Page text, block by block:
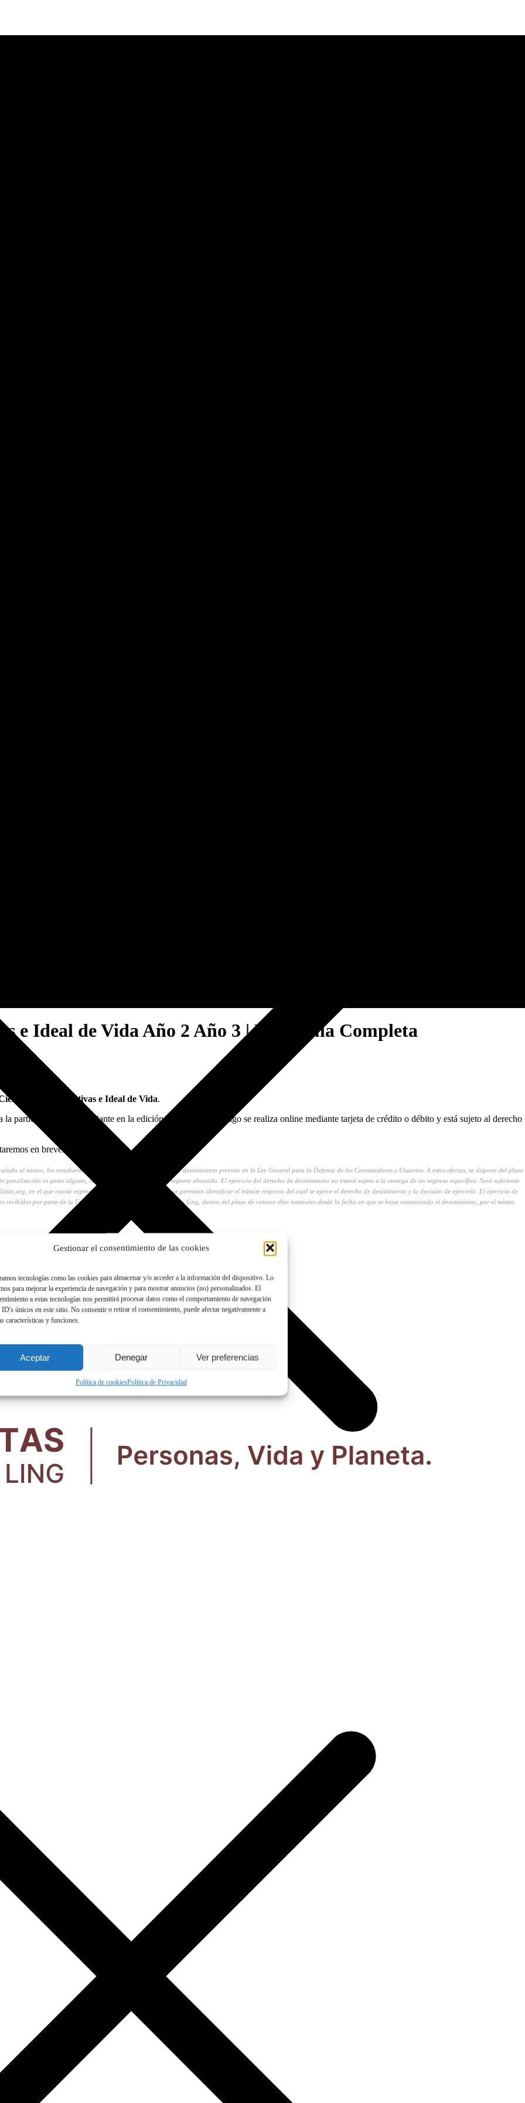
Gestionar el consentimiento de las cookies
tecnologías como las cookies para almacenar y/o acceder a la información del dispositivo. Lo
para mejorar la experiencia de navegación y para mostrar anuncios (no) personalizados. El
a estas tecnologías nos permitirá procesar datos como el comportamiento de navegación
únicos en este sitio. No consentir o retirar el consentimiento, puede afectar negativamente a
características y funciones.
Aceptar Denegar Ver preferencias
Política de cookiesPolítica de Privacidad
e Ideal de Vida Año 2 Año 3 | Matrícula Completa
Contemplativas e Ideal de Vida.
participación del estudiante en la edición 2026–2027. El pago se realiza online mediante tarjeta de crédito o débito y está sujeto al derecho
en breve.
al mismo, los estudiantes podrán ejercer el derecho legal de desistimiento previsto en la Ley General para la Defensa de los Consumidores y Usuarios. A estos efectos, se dispone del plazo
ni gasto alguno, con la devolución íntegra del importe abonado. El ejercicio del derecho de desistimiento no estará sujeto a la entrega de un impreso específico. Será suficiente
en el que conste expresamente los datos personales que permitan identificar el trámite respecto del cual se ejerce el derecho de desistimiento y la decisión de ejercerlo. El ejercicio de
por parte de la Fundación Monjes Budistas Sakya Tashi Ling, dentro del plazo de catorce días naturales desde la fecha en que se haya comunicado el desistimiento, por el mismo
On-line
Pago único